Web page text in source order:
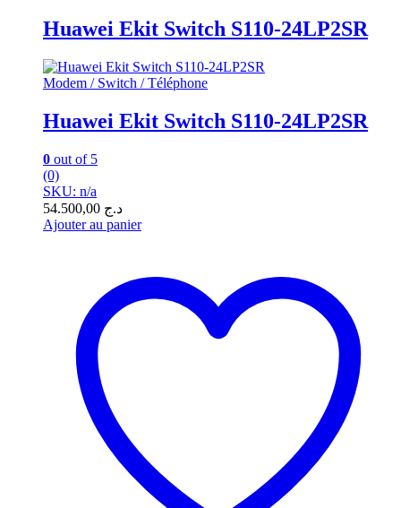
Huawei Ekit Switch S110-24LP2SR
Modem / Switch / Téléphone
Huawei Ekit Switch S110-24LP2SR
0 out of 5
(0)
SKU: n/a
د.ج
Ajouter au panier